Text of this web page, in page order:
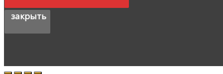
закрыть